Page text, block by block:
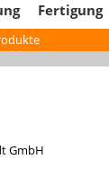
Fertigung
GmbH